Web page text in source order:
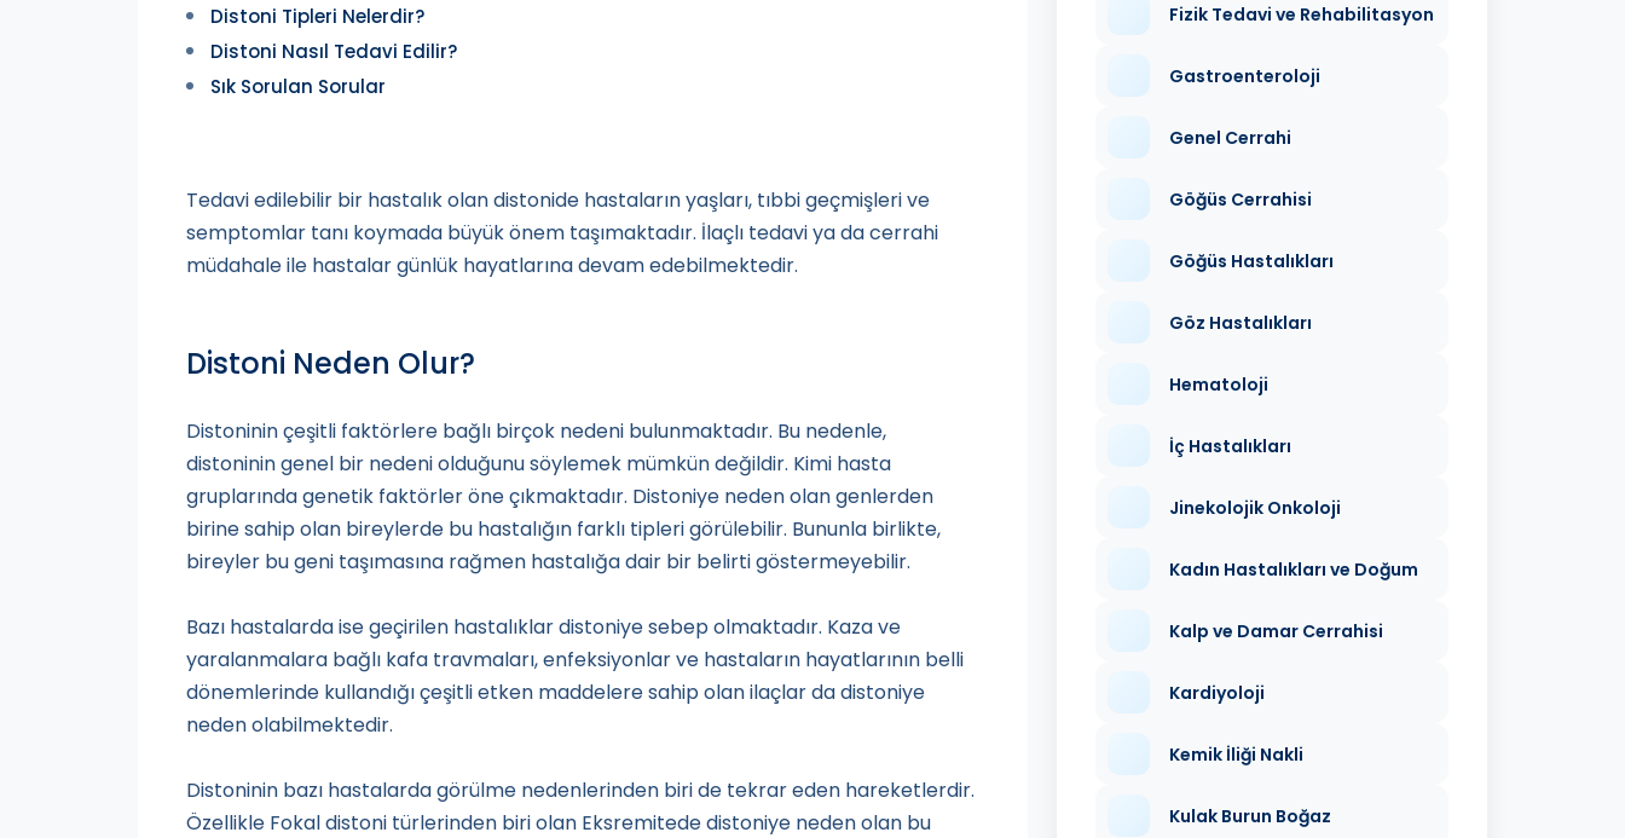
Distoni Tipleri Nelerdir?
Distoni Nasıl Tedavi Edilir?
Sık Sorulan Sorular
Tedavi edilebilir bir hastalık olan distonide hastaların yaşları, tıbbi geçmişleri ve
semptomlar tanı koymada büyük önem taşımaktadır. İlaçlı tedavi ya da cerrahi
müdahale ile hastalar günlük hayatlarına devam edebilmektedir.
Distoni Neden Olur?
Distoninin çeşitli faktörlere bağlı birçok nedeni bulunmaktadır. Bu nedenle,
distoninin genel bir nedeni olduğunu söylemek mümkün değildir. Kimi hasta
gruplarında genetik faktörler öne çıkmaktadır. Distoniye neden olan genlerden
birine sahip olan bireylerde bu hastalığın farklı tipleri görülebilir. Bununla birlikte,
bireyler bu geni taşımasına rağmen hastalığa dair bir belirti göstermeyebilir.
Bazı hastalarda ise geçirilen hastalıklar distoniye sebep olmaktadır. Kaza ve
yaralanmalara bağlı kafa travmaları, enfeksiyonlar ve hastaların hayatlarının belli
dönemlerinde kullandığı çeşitli etken maddelere sahip olan ilaçlar da distoniye
neden olabilmektedir.
Distoninin bazı hastalarda görülme nedenlerinden biri de tekrar eden hareketlerdir.
Özellikle Fokal distoni türlerinden biri olan Eksremitede distoniye neden olan bu
Fizik Tedavi ve Rehabilitasyon
Gastroenteroloji
Genel Cerrahi
Göğüs Cerrahisi
Göğüs Hastalıkları
Göz Hastalıkları
Hematoloji
İç Hastalıkları
Jinekolojik Onkoloji
Kadın Hastalıkları ve Doğum
Kalp ve Damar Cerrahisi
Kardiyoloji
Kemik İliği Nakli
Kulak Burun Boğaz